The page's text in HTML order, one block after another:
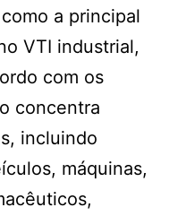
a principal
VTI industrial,
com os
concentra
incluindo
máquinas,